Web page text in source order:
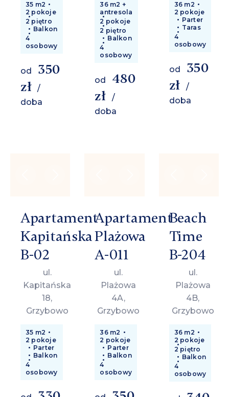
35 m2
2 pokoje
2 piętro
Balkon
4
osobowy
od
350
zł
/
doba
36 m2 +
antresola
2 pokoje
2 piętro
Balkon
4
osobowy
od
480
zł
/
doba
36 m2
2 pokoje
Parter
Taras
4
osobowy
od
350
zł
/
doba
Apartament
Kapitańska
B-02
ul.
Kapitańska
18,
Grzybowo
35 m2
2 pokoje
Parter
Balkon
4
osobowy
Apartament
Plażowa
A-011
ul.
Plażowa
4A,
Grzybowo
36 m2
2 pokoje
Parter
Balkon
4
osobowy
Beach
Time
B-204
ul.
Plażowa
4B,
Grzybowo
36 m2
2 pokoje
2 piętro
Balkon
4
osobowy